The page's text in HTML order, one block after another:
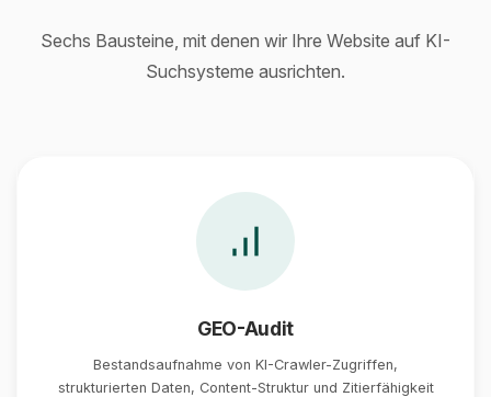
Sechs Bausteine, mit denen wir Ihre Website auf KI-
Suchsysteme ausrichten.
GEO-Audit
Bestandsaufnahme von KI-Crawler-Zugriffen,
strukturierten Daten, Content-Struktur und Zitierfähigkeit